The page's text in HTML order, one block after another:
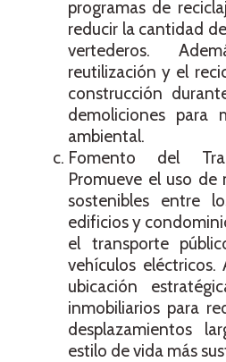
programas de
reducir la cantidad
vertederos.
reutilización y el
construcción
demoliciones para
ambiental.
Fomento del
Promueve el uso
sostenibles entre
edificios y
el transporte
vehículos eléctricos.
ubicación
inmobiliarios para
desplazamientos
estilo de vida más